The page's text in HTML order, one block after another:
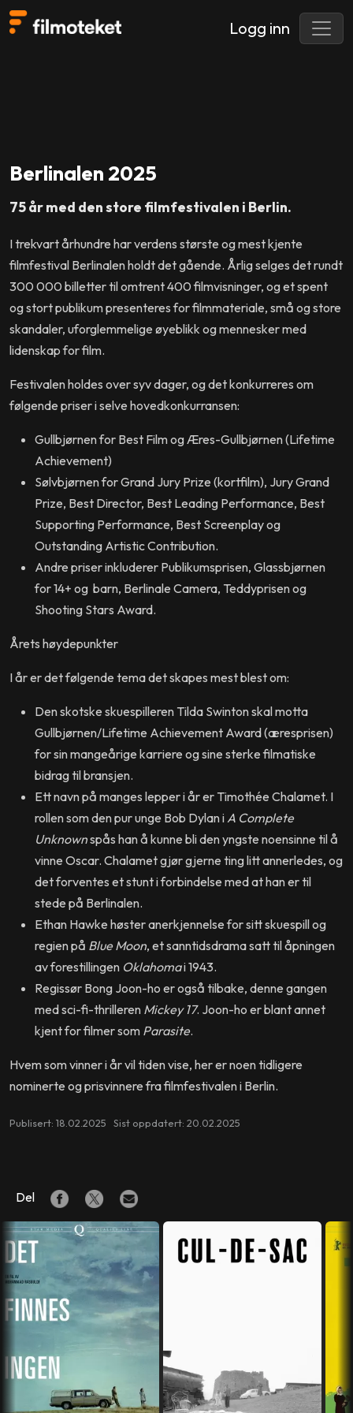
Logg inn
Berlinalen 2025
75 år med den store filmfestivalen i Berlin.
I trekvart århundre har verdens største og mest kjente
filmfestival Berlinalen holdt det gående. Årlig selges det rundt
300 000 billetter til omtrent 400 filmvisninger, og et spent
og stort publikum presenteres for filmmateriale, små og store
skandaler, uforglemmelige øyeblikk og mennesker med
lidenskap for film.
Festivalen holdes over syv dager, og det konkurreres om
følgende priser i selve hovedkonkurransen:
Gullbjørnen for Best Film og Æres-Gullbjørnen (Lifetime
Achievement)
Sølvbjørnen for Grand Jury Prize (kortfilm), Jury Grand
Prize, Best Director, Best Leading Performance, Best
Supporting Performance, Best Screenplay og
Outstanding Artistic Contribution.
Andre priser inkluderer Publikumsprisen, Glassbjørnen
for 14+ og barn, Berlinale Camera, Teddyprisen og
Shooting Stars Award.
Årets høydepunkter
I år er det følgende tema det skapes mest blest om:
Den skotske skuespilleren Tilda Swinton skal motta
Gullbjørnen/Lifetime Achievement Award (æresprisen)
for sin mangeårige karriere og sine sterke filmatiske
bidrag til bransjen.
Ett navn på manges lepper i år er Timothée Chalamet. I
rollen som den pur unge Bob Dylan i A Complete
Unknownspås han å kunne bli den yngste noensinne til å
vinne Oscar. Chalamet gjør gjerne ting litt annerledes, og
det forventes et stunt i forbindelse med at han er til
stede på Berlinalen.
Ethan Hawke høster anerkjennelse for sitt skuespill og
regien på Blue Moon, et sanntidsdrama satt til åpningen
av forestillingen Oklahomai 1943.
Regissør Bong Joon-ho er også tilbake, denne gangen
med sci-fi-thrilleren Mickey 17. Joon-ho er blant annet
kjent for filmer som Parasite.
Hvem som vinner i år vil tiden vise, her er noen tidligere
nominerte og prisvinnere fra filmfestivalen i Berlin.
Publisert: 18.02.2025 Sist oppdatert: 20.02.2025
Del